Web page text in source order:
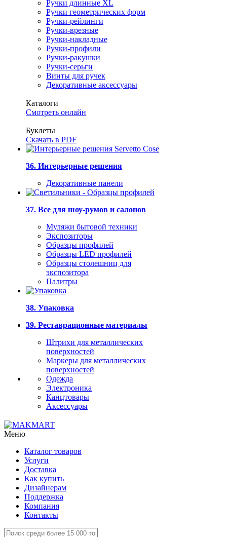
Ручки длинные XL
Ручки геометрических форм
Ручки-рейлинги
Ручки-врезные
Ручки-накладные
Ручки-профили
Ручки-ракушки
Ручки-серьги
Винты для ручек
Декоративные аксессуары
Каталоги
Смотреть онлайн
Буклеты
Скачать в PDF
36. Интерьерные решения
Декоративные панели
37. Все для шоу-румов и салонов
Муляжи бытовой техники
Экспозиторы
Образцы профилей
Образцы LED профилей
Образцы столешниц для
экспозитора
Палитры
38. Упаковка
39. Реставрационные материалы
Штрихи для металлических
поверхностей
Маркеры для металлических
поверхностей
Одежда
Электроника
Канцтовары
Аксессуары
Меню
Каталог товаров
Услуги
Доставка
Как купить
Дизайнерам
Поддержка
Компания
Контакты